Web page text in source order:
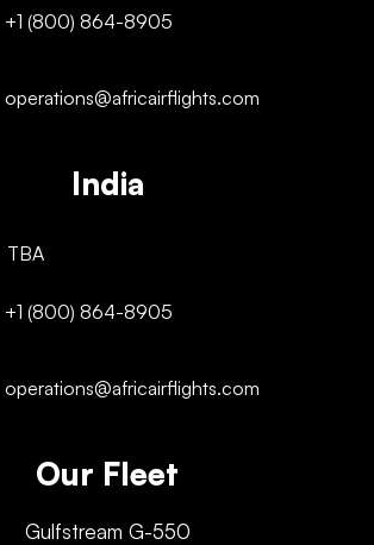
+1 (800) 864-8905
operations@africairflights.com
India
TBA
+1 (800) 864-8905
operations@africairflights.com
Our Fleet
Gulfstream G-550